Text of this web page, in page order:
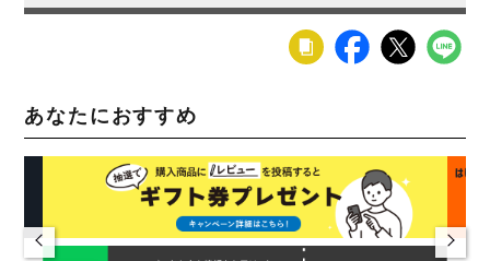
あなたにおすすめ